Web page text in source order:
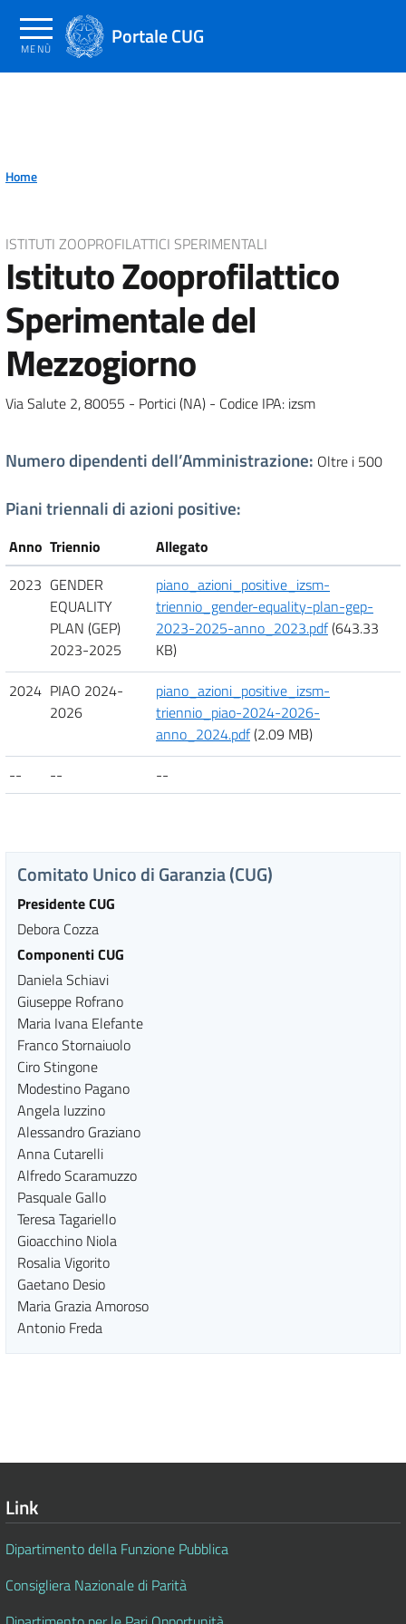
contenuto
principale
Portale CUG
MENÙ
Home
ISTITUTI ZOOPROFILATTICI SPERIMENTALI
Istituto Zooprofilattico
Sperimentale del
Mezzogiorno
Via Salute 2, 80055 - Portici (NA) - Codice IPA: izsm
Numero dipendenti dell’Amministrazione: Oltre i 500
Piani triennali di azioni positive:
Anno Triennio
Allegato
2023 GENDER
EQUALITY
PLAN (GEP)
2023-2025
piano_azioni_positive_izsm-
triennio_gender-equality-plan-gep-
2023-2025-anno_2023.pdf(643.33
KB)
2024 PIAO 2024-
2026
piano_azioni_positive_izsm-
triennio_piao-2024-2026-
anno_2024.pdf(2.09 MB)
--
-- --
Comitato Unico di Garanzia (CUG)
Presidente CUG
Debora Cozza
Componenti CUG
Daniela Schiavi
Giuseppe Rofrano
Maria Ivana Elefante
Franco Stornaiuolo
Ciro Stingone
Modestino Pagano
Angela Iuzzino
Alessandro Graziano
Anna Cutarelli
Alfredo Scaramuzzo
Pasquale Gallo
Teresa Tagariello
Gioacchino Niola
Rosalia Vigorito
Gaetano Desio
Maria Grazia Amoroso
Antonio Freda
Link
Dipartimento della Funzione Pubblica
Consigliera Nazionale di Parità